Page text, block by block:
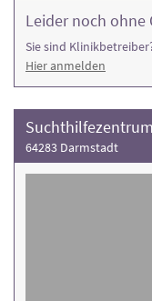
Leider noch
Sie sind
Hier anmelden
64283 Darmstadt